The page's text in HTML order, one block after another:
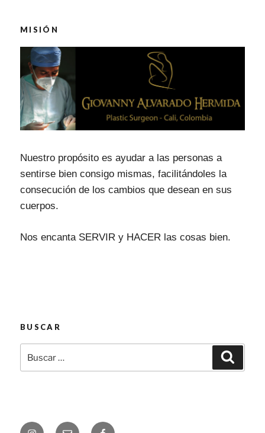
MISIÓN
Nuestro propósito es ayudar a las personas a
sentirse bien consigo mismas, facilitándoles la
consecución de los cambios que desean en sus
cuerpos.
Nos encanta SERVIR y HACER las cosas bien.
BUSCAR
Buscar
InstagramCorreo Facebook